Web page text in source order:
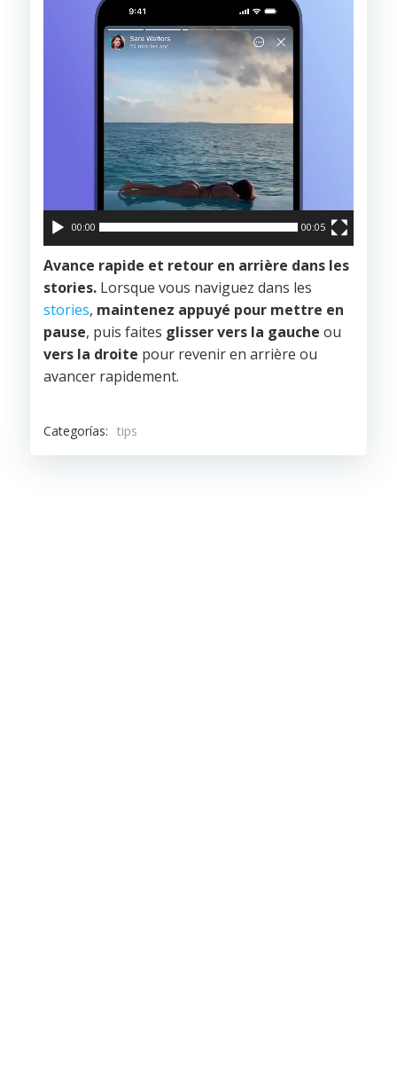
00:00 00:05
Avance rapide et retour en arrière dans les
stories. Lorsque vous naviguez dans les
stories, maintenez appuyé pour mettre en
pause, puis faites glisser vers la gauche ou
vers la droite pour revenir en arrière ou
avancer rapidement.
Categorías: tips